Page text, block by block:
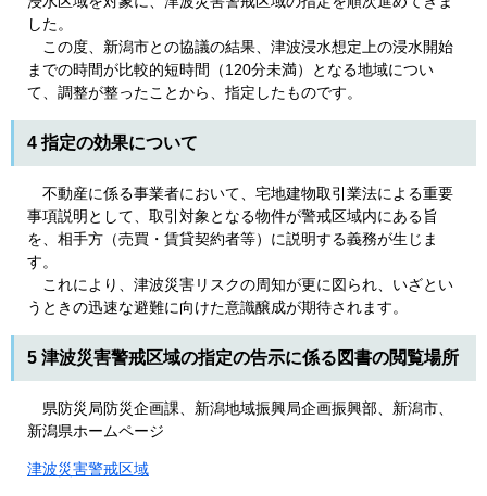
した。
この度、新潟市との協議の結果、津波浸水想定上の浸水開始
までの時間が比較的短時間（120分未満）となる地域につい
て、調整が整ったことから、指定したものです。
4 指定の効果について
不動産に係る事業者において、宅地建物取引業法による重要
事項説明として、取引対象となる物件が警戒区域内にある旨
を、相手方（売買・賃貸契約者等）に説明する義務が生じま
す。
これにより、津波災害リスクの周知が更に図られ、いざとい
うときの迅速な避難に向けた意識醸成が期待されます。
5 津波災害警戒区域の指定の告示に係る図書の閲覧場所
県防災局防災企画課、新潟地域振興局企画振興部、新潟市、
新潟県ホームページ
津波災害警戒区域